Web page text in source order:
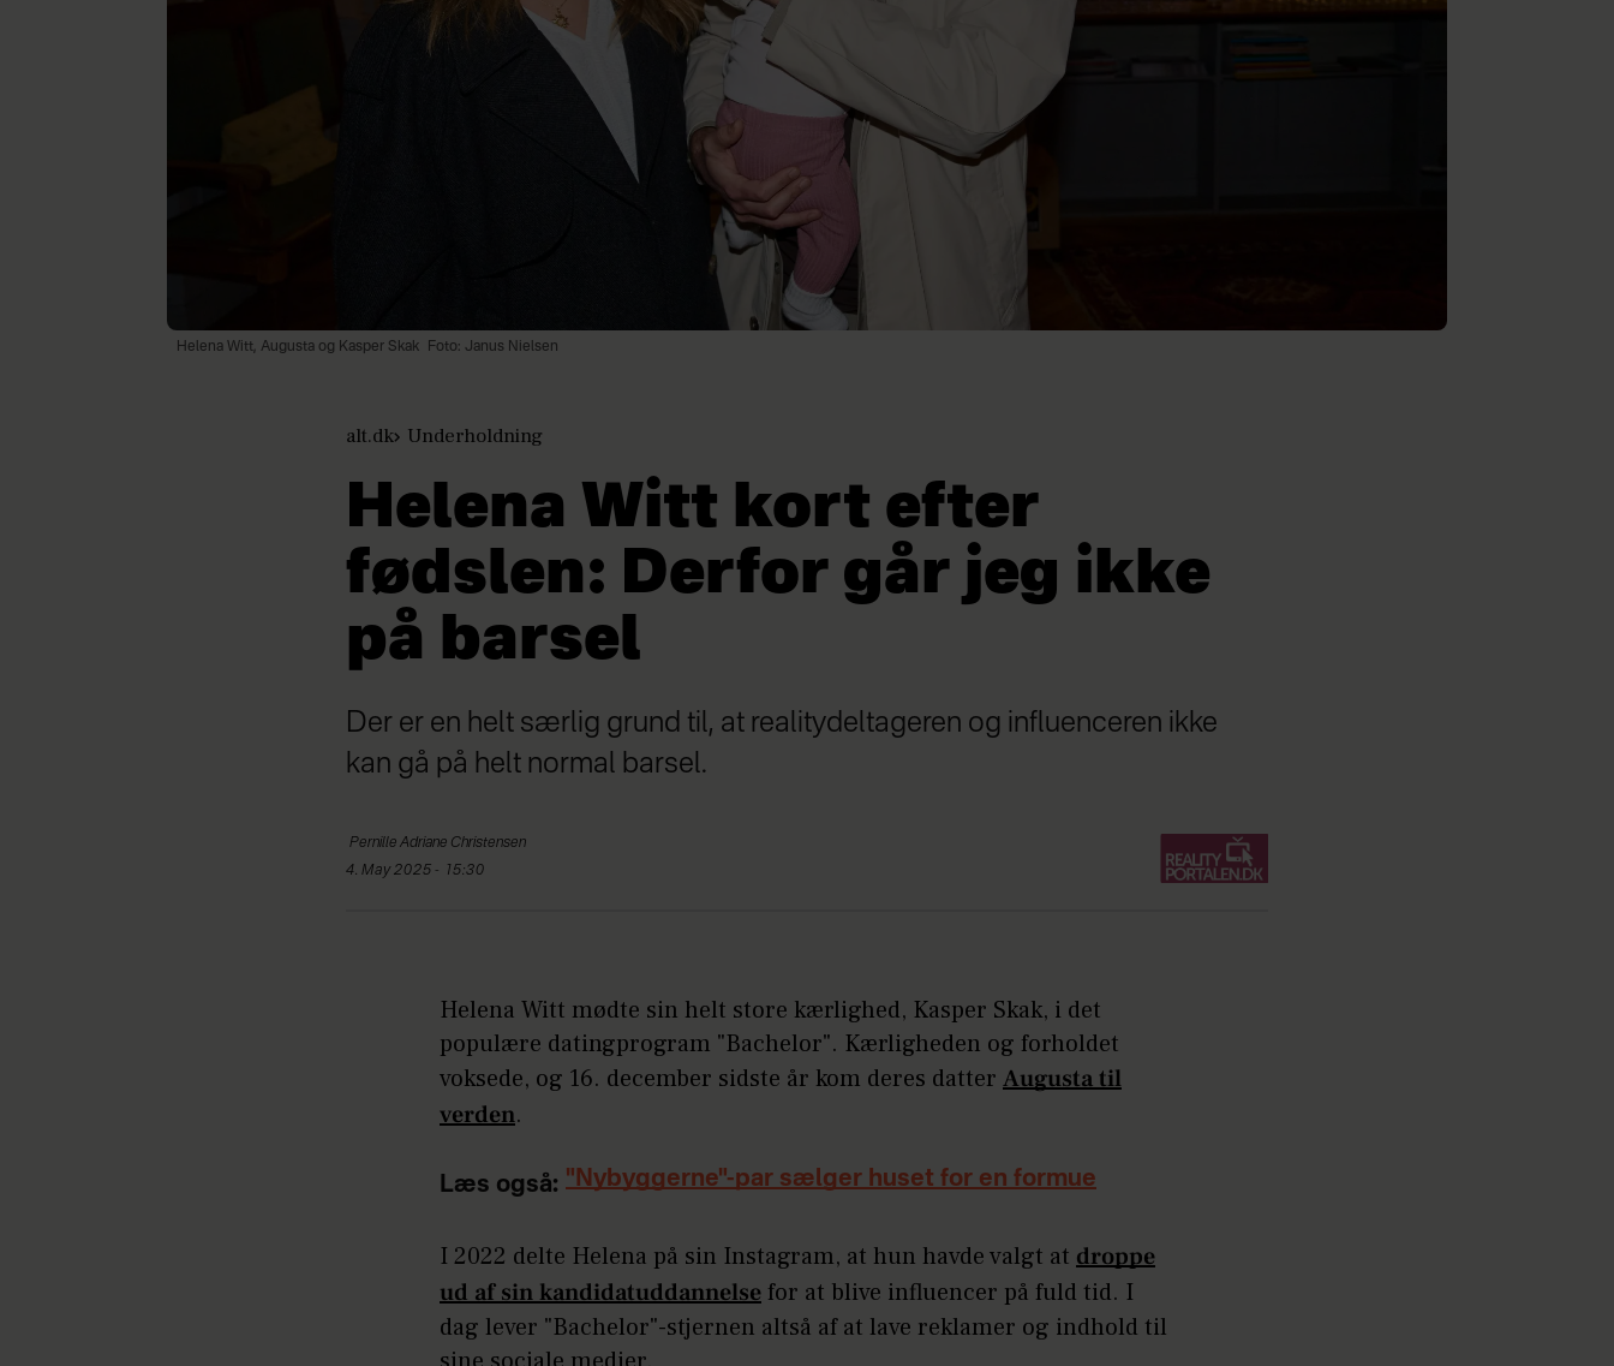
Helena Witt, Augusta og Kasper Skak Foto: Janus Nielsen
alt.dk Underholdning
Helena Witt kort efter
fødslen: Derfor går jeg ikke
på barsel
Der er en helt særlig grund til, at realitydeltageren og influenceren ikke
kan gå på helt normal barsel.
Pernille Adriane Christensen
4. May 2025 - 15:30
Helena Witt mødte sin helt store kærlighed, Kasper Skak, i det
populære datingprogram "Bachelor". Kærligheden og forholdet
voksede, og 16. december sidste år kom deres datter Augusta til
verden.
Læs også: "Nybyggerne"-par sælger huset for en formue
I 2022 delte Helena på sin Instagram, at hun havde valgt at droppe
ud af sin kandidatuddannelse for at blive influencer på fuld tid. I
dag lever "Bachelor"-stjernen altså af at lave reklamer og indhold til